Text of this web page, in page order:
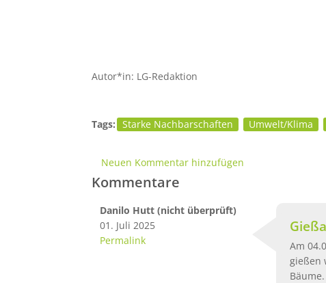
Autor*in: LG-Redaktion
Tags: Starke Nachbarschaften Umwelt/Klima
Neuen Kommentar hinzufügen
Kommentare
Danilo Hutt (nicht überprüft)
01. Juli 2025
Permalink
Am
gießen